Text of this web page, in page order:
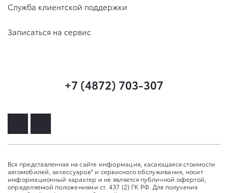
Служба клиентской поддержки
Записаться на сервис
+7 (4872) 703-307
Вся представленная на сайте информация, касающаяся стоимости
автомобилей, аксессуаров* и сервисного обслуживания, носит
информационный характер и не является публичной офертой,
определяемой положениями ст. 437 (2) ГК РФ. Для получения